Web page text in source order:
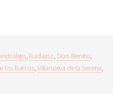
, Badajoz, Don Benito,
los Barros,Villanueva de la Serena,